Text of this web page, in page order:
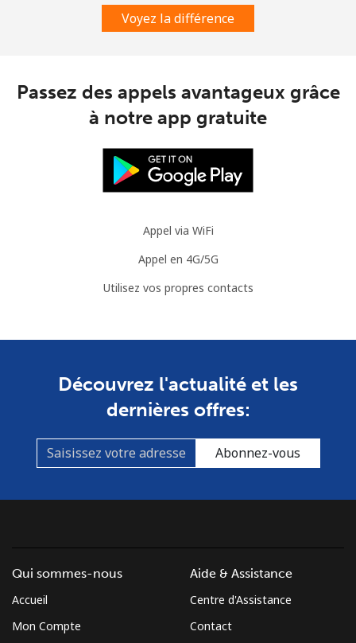
Voyez la différence
Passez des appels avantageux grâce
à notre app gratuite
Appel via WiFi
Appel en 4G/5G
Utilisez vos propres contacts
Découvrez l'actualité et les
dernières offres:
Abonnez-vous
Qui sommes-nous
Accueil
Mon Compte
Aide & Assistance
Centre d'Assistance
Contact